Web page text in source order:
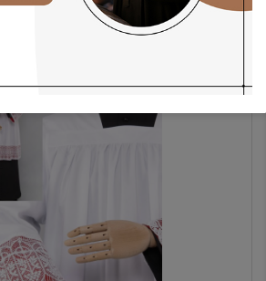
Stola Sth6/bZ